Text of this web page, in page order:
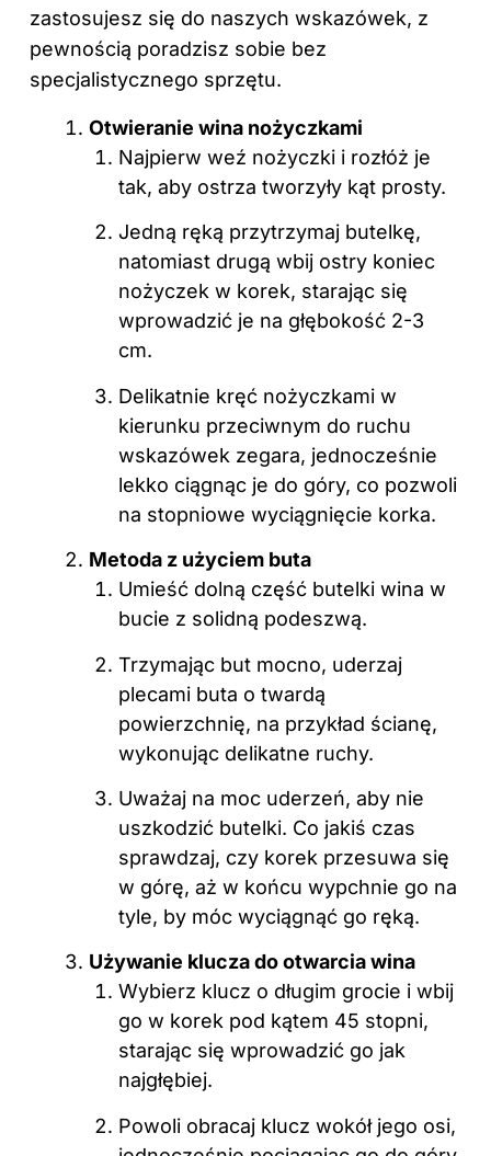
zastosujesz się do naszych wskazówek, z
pewnością poradzisz sobie bez
specjalistycznego sprzętu.
Otwieranie wina nożyczkami
Najpierw weź nożyczki i rozłóż je
tak, aby ostrza tworzyły kąt prosty.
Jedną ręką przytrzymaj butelkę,
natomiast drugą wbij ostry koniec
nożyczek w korek, starając się
wprowadzić je na głębokość 2-3
cm.
Delikatnie kręć nożyczkami w
kierunku przeciwnym do ruchu
wskazówek zegara, jednocześnie
lekko ciągnąc je do góry, co pozwoli
na stopniowe wyciągnięcie korka.
Metoda z użyciem buta
Umieść dolną część butelki wina w
bucie z solidną podeszwą.
Trzymając but mocno, uderzaj
plecami buta o twardą
powierzchnię, na przykład ścianę,
wykonując delikatne ruchy.
Uważaj na moc uderzeń, aby nie
uszkodzić butelki. Co jakiś czas
sprawdzaj, czy korek przesuwa się
w górę, aż w końcu wypchnie go na
tyle, by móc wyciągnąć go ręką.
Używanie klucza do otwarcia wina
Wybierz klucz o długim grocie i wbij
go w korek pod kątem 45 stopni,
starając się wprowadzić go jak
najgłębiej.
Powoli obracaj klucz wokół jego osi,